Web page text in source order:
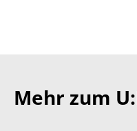
Mehr zum